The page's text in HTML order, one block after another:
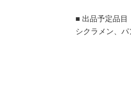
■ 出品予定品目
シクラメン、